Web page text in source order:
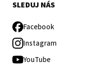
SLEDUJ NÁS
Facebook
Instagram
YouTube